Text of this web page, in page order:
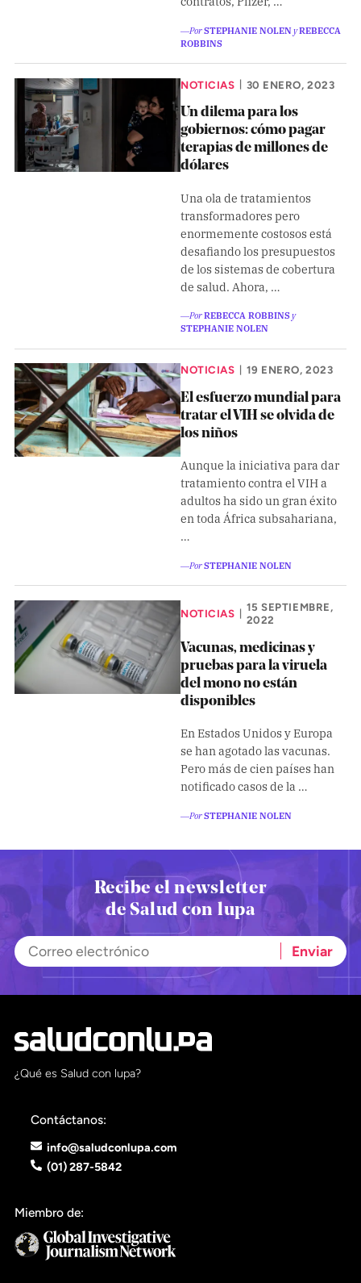
―PorSTEPHANIE NOLENyREBECCA
ROBBINS
NOTICIAS 30 ENERO, 2023
Un dilema para los
gobiernos: cómo pagar
terapias de millones de
dólares
Una ola de tratamientos
transformadores pero
enormemente costosos está
desafiando los presupuestos
de los sistemas de cobertura
de salud. Ahora, …
―PorREBECCA ROBBINSy
STEPHANIE NOLEN
NOTICIAS | 19 ENERO, 2023
El esfuerzo mundial para
tratar el VIH se olvida de
los niños
Aunque la iniciativa para dar
tratamiento contra el VIH a
adultos ha sido un gran éxito
en toda África subsahariana,
…
―PorSTEPHANIE NOLEN
NOTICIAS | 15 SEPTIEMBRE,
2022
Vacunas, medicinas y
pruebas para la viruela
del mono no están
disponibles
En Estados Unidos y Europa
se han agotado las vacunas.
Pero más de cien países han
notificado casos de la …
―PorSTEPHANIE NOLEN
Recibe el newsletter
de Salud con lupa
¿Qué es Salud con lupa?
Contáctanos:
info@saludconlupa.com
(01) 287-5842
Miembro de: